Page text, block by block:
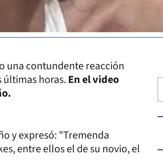
una contundente reacción
últimas horas.En el video
y expresó: "Tremenda
entre ellos el de su novio, el